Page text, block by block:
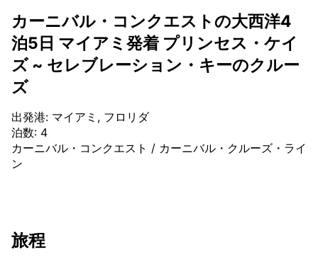
カーニバル・コンクエストの大西洋4
泊5日 マイアミ発着 プリンセス・ケイ
ズ ~ セレブレーション・キーのクルー
ズ
出発港: マイアミ, フロリダ
泊数: 4
カーニバル・コンクエスト / カーニバル・クルーズ・ライ
ン
旅程